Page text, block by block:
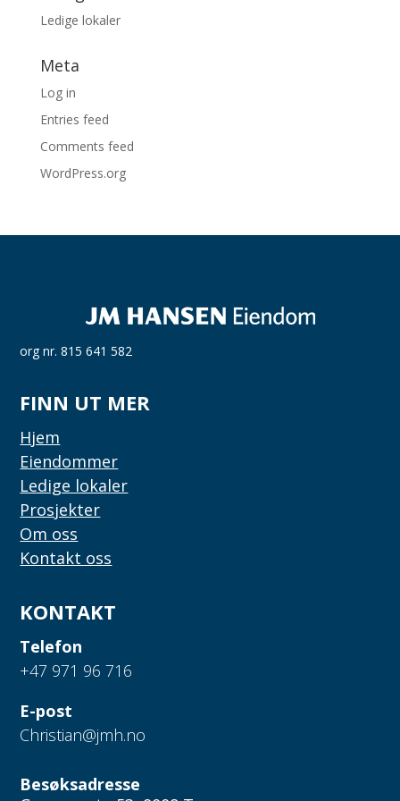
Ledige lokaler
Meta
Log in
Entries feed
Comments feed
WordPress.org
org nr. 815 641 582
FINN UT MER
Hjem
Eiendommer
Ledige lokaler
Prosjekter
Om oss
Kontakt oss
KONTAKT
Telefon
+47 971 96 716
E-post
Christian@jmh.no
Besøksadresse